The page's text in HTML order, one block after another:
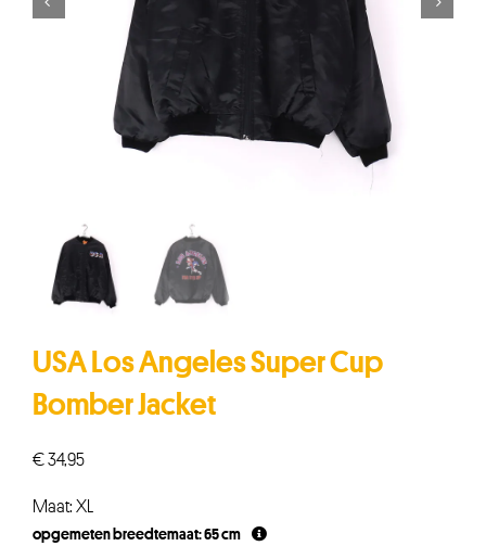
USA Los Angeles Super Cup
Bomber Jacket
€34,95
Maat: XL
opgemeten breedtemaat: 65 cm